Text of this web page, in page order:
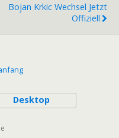
Bojan Krkic Wechsel Jetzt
Offiziell
Desktop